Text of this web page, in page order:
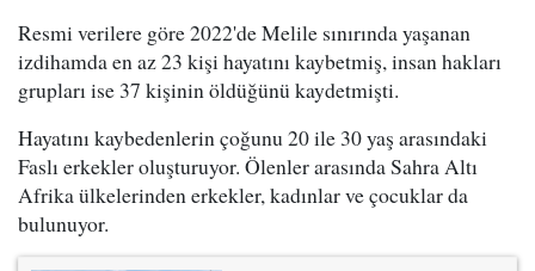
Resmi verilere göre 2022'de Melile sınırında yaşanan
izdihamda en az 23 kişi hayatını kaybetmiş, insan hakları
grupları ise 37 kişinin öldüğünü kaydetmişti.
Hayatını kaybedenlerin çoğunu 20 ile 30 yaş arasındaki
Faslı erkekler oluşturuyor. Ölenler arasında Sahra Altı
Afrika ülkelerinden erkekler, kadınlar ve çocuklar da
bulunuyor.